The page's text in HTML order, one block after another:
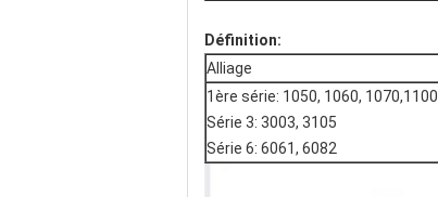
Définition:
Alliage
1ère série: 1050, 1060, 1070,1100
Série 3: 3003, 3105
Série 6: 6061, 6082